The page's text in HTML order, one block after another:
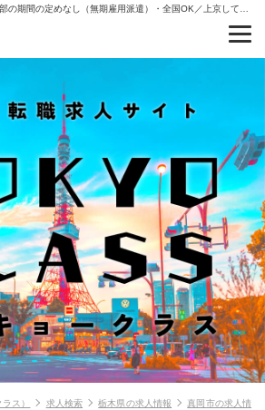
ス） 求人検索 栃木県の求人情報
真岡市の求人情